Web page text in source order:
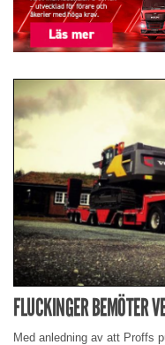
FLUCKINGER BEMÖTER
Med anledning av att Proffs